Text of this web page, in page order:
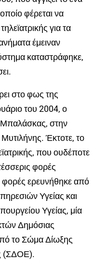
φέρεται να
για τα
έμειναν
καταστράφηκε,
στο φως της
του 2004, ο
στην
Έκτοτε, το
που ουδέποτε
φορές
φορές ερευνήθηκε από
Υγείας και
Υγείας, μία
Δημόσιας
το Σώμα Δίωξης
(ΣΔΟΕ).